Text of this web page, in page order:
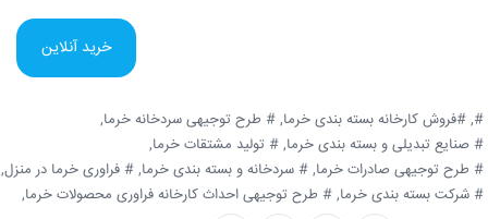
خرید آنلاین
#, #فروش کارخانه بسته بندی خرما, # طرح توجیهی سردخانه خرما,
# صنایع تبدیلی و بسته بندی خرما, # تولید مشتقات خرما,
# طرح توجیهی صادرات خرما, # سردخانه و بسته بندی خرما, # فراوری خرما در منزل,
# شرکت بسته بندی خرما, # طرح توجیهی احداث کارخانه فراوری محصولات خرما,